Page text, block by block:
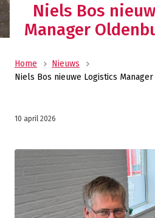
Niels Bos
Manager
Home
Nieuws
Niels Bos nieuwe Logistics
10 april 2026